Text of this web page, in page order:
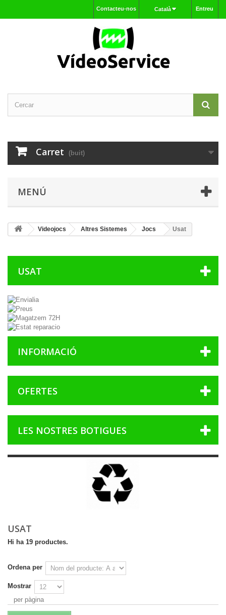
Entreu
Català
Contacteu-nos
Carret (buit)
MENÚ
Videojocs Altres Sistemes Jocs Usat
USAT
INFORMACIÓ
OFERTES
LES NOSTRES BOTIGUES
USAT
Hi ha 19 productes.
Ordena per
Mostrar
per pàgina